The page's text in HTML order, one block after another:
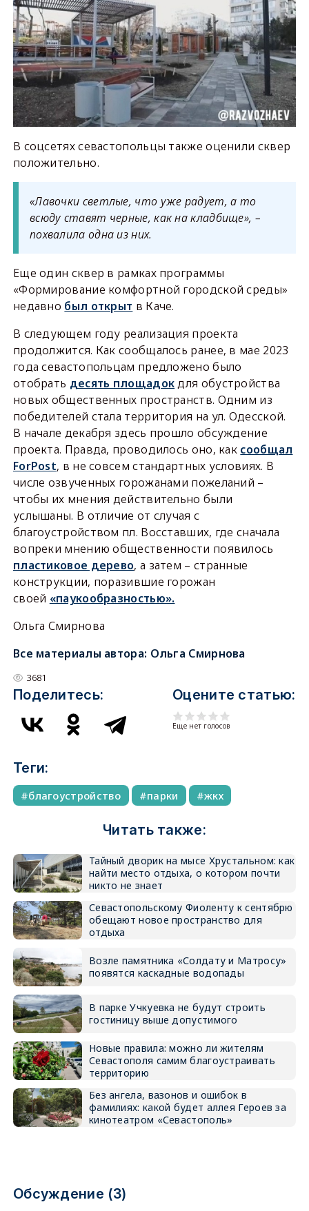
В соцсетях севастопольцы также оценили сквер
положительно.
«Лавочки светлые, что уже радует, а то
всюду ставят черные, как на кладбище», –
похвалила одна из них.
Еще один сквер в рамках программы
«Формирование комфортной городской среды»
недавно был открыт в Каче.
В следующем году реализация проекта
продолжится. Как сообщалось ранее, в мае 2023
года севастопольцам предложено было
отобрать десять площадокдля обустройства
новых общественных пространств. Одним из
победителей стала территория на ул. Одесской.
В начале декабря здесь прошло обсуждение
проекта. Правда, проводилось оно, как сообщал
ForPost, в не совсем стандартных условиях. В
числе озвученных горожанами пожеланий –
чтобы их мнения действительно были
услышаны. В отличие от случая с
благоустройством пл. Восставших, где сначала
вопреки мнению общественности появилось
пластиковое дерево, а затем – странные
конструкции, поразившие горожан
своей «паукообразностью».
Ольга Смирнова
Все материалы автора: Ольга Смирнова
3681
Поделитесь: Оцените статью:
Еще нет голосов
Теги:
благоустройство парки жкх
Читать также:
Тайный дворик на мысе Хрустальном: как
найти место отдыха, о котором почти
никто не знает
Севастопольскому Фиоленту к сентябрю
обещают новое пространство для
отдыха
Возле памятника «Солдату и Матросу»
появятся каскадные водопады
В парке Учкуевка не будут строить
гостиницу выше допустимого
Новые правила: можно ли жителям
Севастополя самим благоустраивать
территорию
Без ангела, вазонов и ошибок в
фамилиях: какой будет аллея Героев за
кинотеатром «Севастополь»
Обсуждение (3)